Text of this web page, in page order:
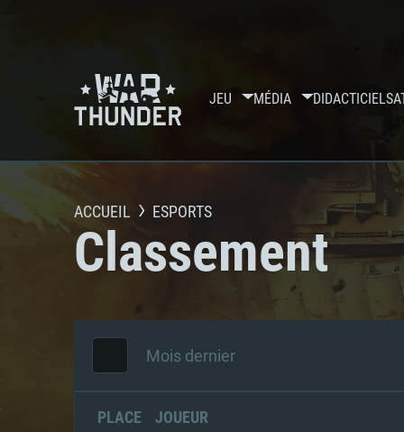
JEU MÉDIA DIDACTICIELS
ACCUEIL ESPORTS
Classement
Mois dernier
PLACE JOUEUR